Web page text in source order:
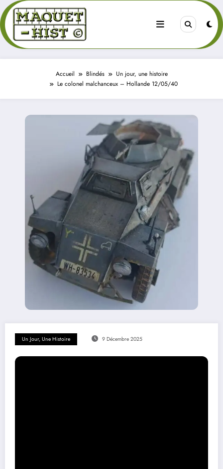
Aller
au
contenu
Accueil Blindés
Un jour, une histoire
Le colonel malchanceux – Hollande 12/05/40
Un Jour, Une Histoire 9 Décembre 2025